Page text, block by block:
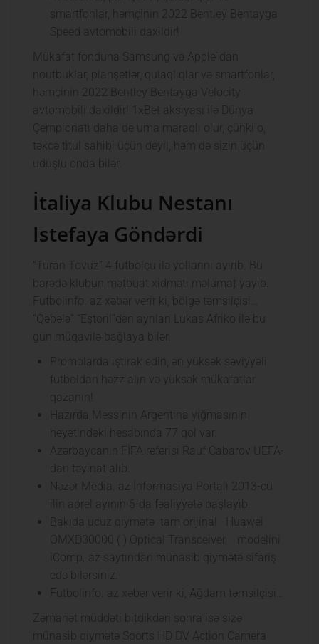
smartfonlar, həmçinin 2022 Bentley Bentayga
Speed ​​​​avtomobili daxildir!
Mükafat fonduna Samsung və Apple`dan
noutbuklar, planşetlər, qulaqlıqlar və smartfonlar,
həmçinin 2022 Bentley Bentayga Velocity ​​​​
avtomobili daxildir! 1xBet aksiyası ilə Dünya
Çempionatı daha de uma maraqlı olur, çünki o,
təkcə titul sahibi üçün deyil, həm də sizin üçün
uduşlu onda bilər.
İtaliya Klubu Nestanı
Istefaya Göndərdi
“Turan Tovuz” 4 futbolçu ilə yollarını ayırıb. Bu
barədə klubun mətbuat xidməti məlumat yayıb.
Futbolinfo. az xəbər verir ki, bölgə təmsilçisi…
“Qəbələ” “Eştoril”dən ayrılan Lukas Afriko ilə bu
gün müqavilə bağlaya bilər.
Promolarda iştirak edin, ən yüksək səviyyəli
futboldan həzz alın və yüksək mükafatlar
qazanın!
Hazırda Messinin Argentina yığmasının
heyətindəki hesabında 77 qol var.
Azərbaycanın FİFA referisi Rauf Cabarov UEFA-
dan təyinat alıb.
Nəzər Media. az İnformasiya Portalı 2013-cü
ilin aprel ayının 6-da fəaliyyətə başlayıb.
Bakıda ucuz qiymətə tam orijinal Huawei
OMXD30000 ( ) Optical Transceiver modelini
iComp. az saytından münasib qiymətə sifariş
edə bilərsiniz.
Futbolinfo. az xəbər verir ki, Ağdam təmsilçisi…
Zəmanət müddəti bitdikdən sonra isə sizə
münasib qiymətə Sports HD DV Action Camera